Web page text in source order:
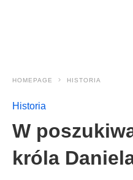
HOMEPAGE HISTORIA
Historia
W
króla